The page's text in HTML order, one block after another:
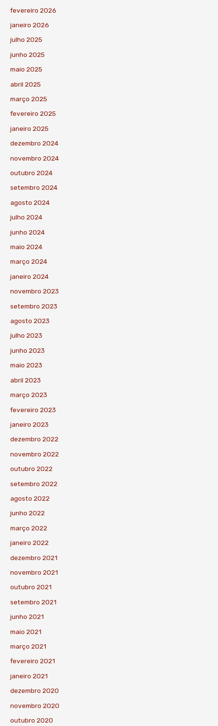
fevereiro 2026
janeiro 2026
julho 2025
junho 2025
maio 2025
abril 2025
março 2025
fevereiro 2025
janeiro 2025
dezembro 2024
novembro 2024
outubro 2024
setembro 2024
agosto 2024
julho 2024
junho 2024
maio 2024
março 2024
janeiro 2024
novembro 2023
setembro 2023
agosto 2023
julho 2023
junho 2023
maio 2023
abril 2023
março 2023
fevereiro 2023
janeiro 2023
dezembro 2022
novembro 2022
outubro 2022
setembro 2022
agosto 2022
junho 2022
março 2022
janeiro 2022
dezembro 2021
novembro 2021
outubro 2021
setembro 2021
junho 2021
maio 2021
março 2021
fevereiro 2021
janeiro 2021
dezembro 2020
novembro 2020
outubro 2020